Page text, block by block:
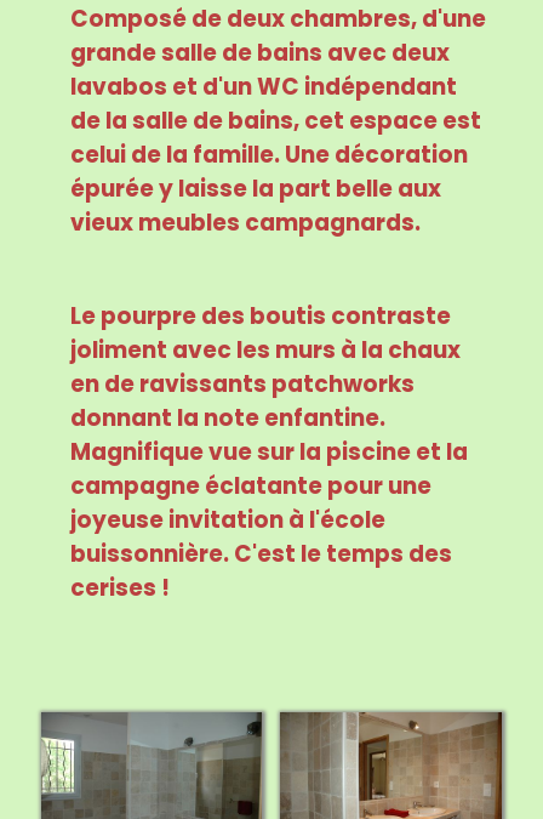
Composé de deux chambres, d'une
grande salle de bains avec deux
lavabos et d'un WC indépendant
de la salle de bains, cet espace est
celui de la famille. Une décoration
épurée y laisse la part belle aux
vieux meubles campagnards.
Le pourpre des boutis contraste
joliment avec les murs à la chaux
en de ravissants patchworks
donnant la note enfantine.
Magnifique vue sur la piscine et la
campagne éclatante pour une
joyeuse invitation à l'école
buissonnière. C'est le temps des
cerises !